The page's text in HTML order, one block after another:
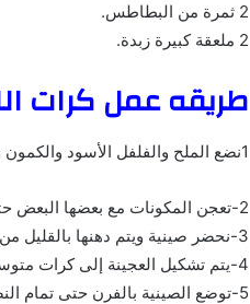
2 ثمرة من البطاطس.
2 ملعقة كبيرة زبدة.
طريقه عمل كرات
1نضع الملح والفلفل الأسود والكمون والقرفة والبهارات.
2-تعجن المكونات مع بعضها البعض حتى تمتزج.
3-نحضر صينية ويتم دهنها بالقليل من الزيت.
4-يتم تشكيل العجينة إلى كرات متوسطة الحجم وترص بالصينية.
5-توضع الصينية بالفرن حتى تمام النضج.